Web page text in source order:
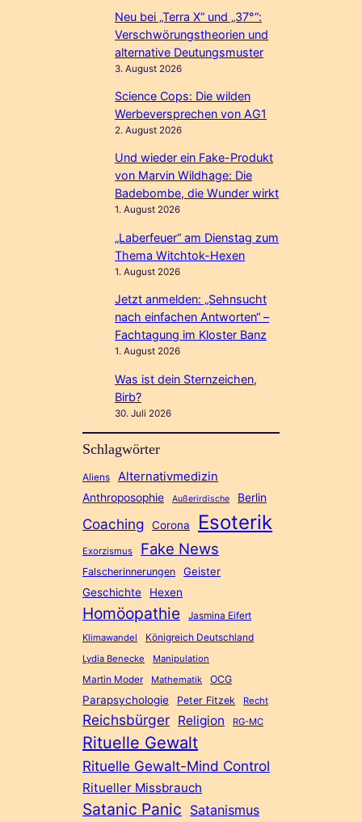
Neu bei „Terra X“ und „37°“:
Verschwörungstheorien und
alternative Deutungsmuster
3. August 2026
Science Cops: Die wilden
Werbeversprechen von AG1
2. August 2026
Und wieder ein Fake-Produkt
von Marvin Wildhage: Die
Badebombe, die Wunder wirkt
1. August 2026
„Laberfeuer“ am Dienstag zum
Thema Witchtok-Hexen
1. August 2026
Jetzt anmelden: „Sehnsucht
nach einfachen Antworten“ –
Fachtagung im Kloster Banz
1. August 2026
Was ist dein Sternzeichen,
Birb?
30. Juli 2026
Schlagwörter
Aliens Alternativmedizin
Anthroposophie Außerirdische Berlin
Coaching Corona Esoterik
Exorzismus Fake News
Falscherinnerungen
Geister
Geschichte
Hexen
Homöopathie Jasmina Eifert
Klimawandel Königreich Deutschland
Lydia Benecke Manipulation
Martin Moder Mathematik OCG
Parapsychologie Peter Fitzek Recht
Reichsbürger Religion RG-MC
Rituelle Gewalt
Rituelle Gewalt-Mind Control
Ritueller Missbrauch
Satanic Panic Satanismus